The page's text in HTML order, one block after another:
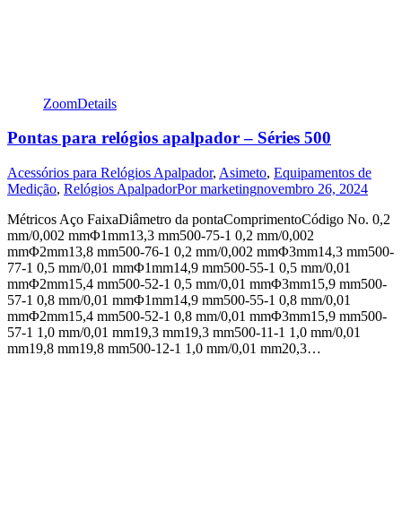
ZoomDetails
Pontas para relógios apalpador – Séries 500
Acessórios para Relógios Apalpador, Asimeto, Equipamentos de
Medição, Relógios ApalpadorPormarketingnovembro 26, 2024
Métricos Aço FaixaDiâmetro da pontaComprimentoCódigo No. 0,2
mm/0,002 mmΦ1mm13,3 mm500-75-1 0,2 mm/0,002
mmΦ2mm13,8 mm500-76-1 0,2 mm/0,002 mmΦ3mm14,3 mm500-
77-1 0,5 mm/0,01 mmΦ1mm14,9 mm500-55-1 0,5 mm/0,01
mmΦ2mm15,4 mm500-52-1 0,5 mm/0,01 mmΦ3mm15,9 mm500-
57-1 0,8 mm/0,01 mmΦ1mm14,9 mm500-55-1 0,8 mm/0,01
mmΦ2mm15,4 mm500-52-1 0,8 mm/0,01 mmΦ3mm15,9 mm500-
57-1 1,0 mm/0,01 mm19,3 mm19,3 mm500-11-1 1,0 mm/0,01
mm19,8 mm19,8 mm500-12-1 1,0 mm/0,01 mm20,3…